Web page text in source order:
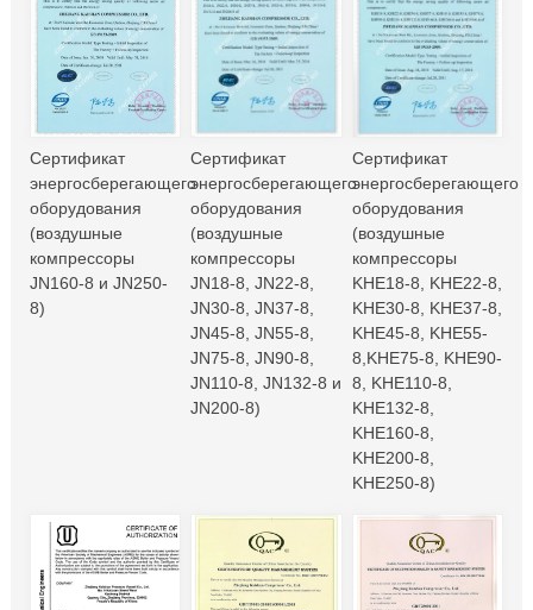
Сертификат
энергосберегающего
оборудования
(воздушные
компрессоры
JN160-8 и JN250-
8)
Сертификат
энергосберегающего
оборудования
(воздушные
компрессоры
JN18-8, JN22-8,
JN30-8, JN37-8,
JN45-8, JN55-8,
JN75-8, JN90-8,
JN110-8, JN132-8 и
JN200-8)
Сертификат
энергосберегающего
оборудования
(воздушные
компрессоры
KHE18-8, KHE22-8,
KHE30-8, KHE37-8,
KHE45-8, KHE55-
8,KHE75-8, KHE90-
8, KHE110-8,
KHE132-8,
KHE160-8,
KHE200-8,
KHE250-8)